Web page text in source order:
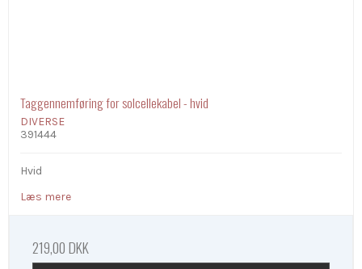
Taggennemføring for solcellekabel - hvid
DIVERSE
391444
Hvid
Læs mere
219,00 DKK